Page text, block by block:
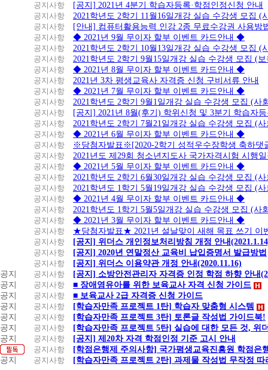
공지사항
[공지] 2021년 4분기 학습자등록·학점인정신청 안내
공지사항
2021학년도 2학기 11월16일개강 실습 수강생 모집 (
공지사항
[안내] 컴퓨터활용능력 인강 2종 무료수강권 사용방
공지사항
◆ 2021년 9월 무이자 할부 이벤트 카드안내 ◆
공지사항
2021학년도 2학기 10월13일개강 실습 수강생 모집 (
공지사항
2021학년도 2학기 9월15일개강 실습 수강생 모집 (
공지사항
◆ 2021년 8월 무이자 할부 이벤트 카드안내 ◆
공지사항
2021년 3차 평생교육사 자격증 신청 구비서류 안내
공지사항
◆ 2021년 7월 무이자 할부 이벤트 카드안내 ◆
공지사항
2021학년도 2학기 9월1일개강 실습 수강생 모집 (사
공지사항
[공지] 2021년 8월(후기) 학위신청 및 3분기 학습자
공지사항
2021학년도 2학기 7월21일개강 실습 수강생 모집 (
공지사항
◆ 2021년 6월 무이자 할부 이벤트 카드안내 ◆
공지사항
※당첨자발표※[2020-2학기 성적우수장학생 축하댓
공지사항
2021년도 제29회 청소년지도사 국가자격시험 시행
공지사항
◆ 2021년 5월 무이자 할부 이벤트 카드안내 ◆
공지사항
2021학년도 2학기 6월30일개강 실습 수강생 모집 (
공지사항
2021학년도 1학기 5월19일개강 실습 수강생 모집 (
공지사항
◆ 2021년 4월 무이자 할부 이벤트 카드안내 ◆
공지사항
2021학년도 1학기 5월5일개강 실습 수강생 모집 (사
공지사항
◆ 2021년 3월 무이자 할부 이벤트 카드안내 ◆
공지사항
★당첨자발표★ 2021년 설날맞이 새해 목표 쓰기 이
공지사항
[공지] 위더스 개인정보처리방침 개정 안내
공지사항
[공지] 2020년 연말정산 교육비 납입증명서 발급방법
공지사항
[공지] 위더스 이용약관 개정 안내(2020.11.16)
공지
공지사항
[공지] 소방안전관리자 자격증 인정 학점 하향 안내
공지
공지사항
■ 장애영유아를 위한 보육교사 자격 신청 가이드
공지
공지사항
■ 보육교사 2급 자격증 신청 가이드
공지
공지사항
[학습자만족 프로젝트 1탄] 학습자 맞춤형 시스템
공지
공지사항
[학습자만족 프로젝트 3탄] 토론글 작성법 가이드북!
공지
공지사항
[학습자만족 프로젝트 5탄] 실습에 대한 모든 것, 위
공지
공지사항
[공지] 제20차 자격 학점인정 기준 고시 안내
공지사항
[학점은행제 주의사항] 국가평생교육진흥원 학점은
공지
공지사항 [학습자만족 프로젝트 2탄] 과제물 작성법 무작정 따